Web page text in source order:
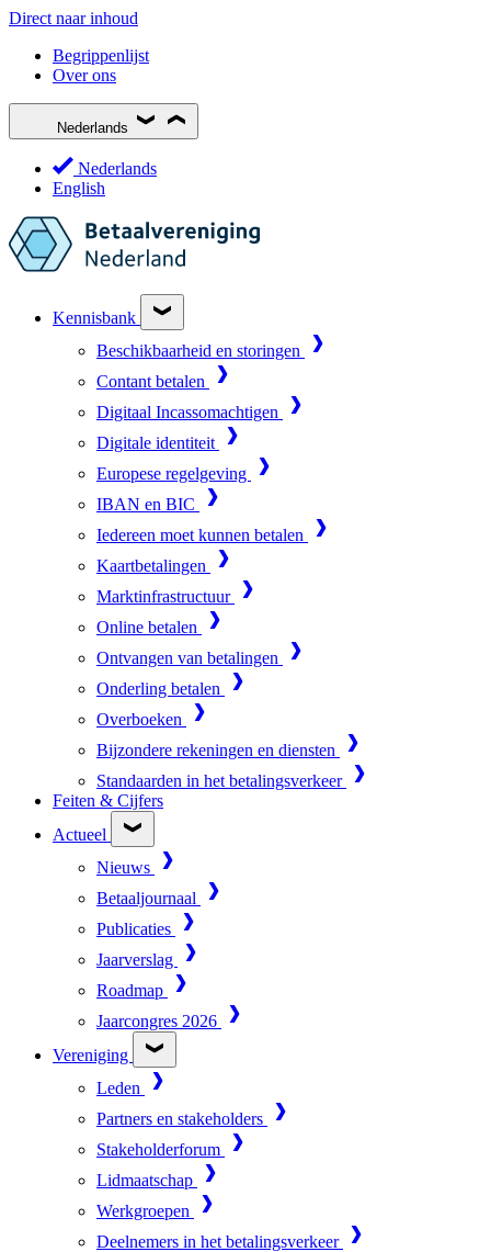
Direct naar inhoud
Begrippenlijst
Over ons
Nederlands
Nederlands
English
Kennisbank
Beschikbaarheid en storingen
Contant betalen
Digitaal Incassomachtigen
Digitale identiteit
Europese regelgeving
IBAN en BIC
Iedereen moet kunnen betalen
Kaartbetalingen
Marktinfrastructuur
Online betalen
Ontvangen van betalingen
Onderling betalen
Overboeken
Bijzondere rekeningen en diensten
Standaarden in het betalingsverkeer
Feiten & Cijfers
Actueel
Nieuws
Betaaljournaal
Publicaties
Jaarverslag
Roadmap
Jaarcongres 2026
Vereniging
Leden
Partners en stakeholders
Stakeholderforum
Lidmaatschap
Werkgroepen
Deelnemers in het betalingsverkeer